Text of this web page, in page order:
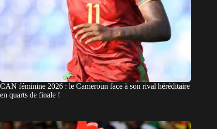
CAN féminine 2026 : le Cameroun face à son rival héréditaire
en quarts de finale !